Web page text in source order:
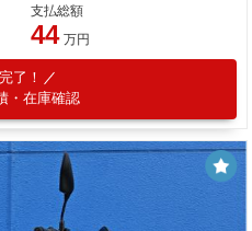
支払総額
44 万円
了！
・在庫確認